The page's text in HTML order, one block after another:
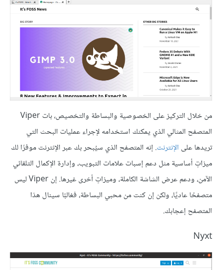
من خلال التركيز على الخصوصية والبساطة والتخصيص، بات Viper
المتصفح المثالي الذي يمكنك استخدامه لإجراء عمليات البحث التي
تريدها على الإنترنت. إنه المتصفح الذي سيُبحر بك عبر الإنترنت موفرًا لك
ميزاتٍ أساسية مثل دعم إسبات علامات التبويب، وإدارة الإكمال التلقائي
الآمن، ودعم عرض الشاشة الكاملة، وميزاتٍ أخرى غيرها. إن Viper ليس
متصفحًا عاديًا، ولكن إن كنت من محبي البساطة، فغالبًا سينال هذا
المتصفح إعجابك.
Nyxt